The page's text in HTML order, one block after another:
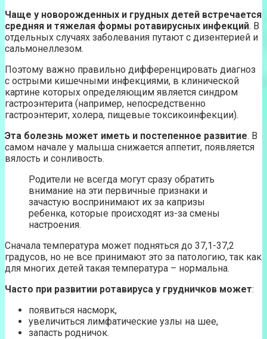
Чаще у новорожденных и грудных детей встречается
средняя и тяжелая формы ротавирусных инфекций. В
отдельных случаях заболевания путают с дизентерией и
сальмонеллезом.
Поэтому важно правильно дифференцировать диагноз
с острыми кишечными инфекциями, в клинической
картине которых определяющим является синдром
гастроэнтерита (например, непосредственно
гастроэнтерит, холера, пищевые токсикоинфекции).
Эта болезнь может иметь и постепенное развитие. В
самом начале у малыша снижается аппетит, появляется
вялость и сонливость.
Родители не всегда могут сразу обратить
внимание на эти первичные признаки и
зачастую воспринимают их за капризы
ребенка, которые происходят из-за смены
настроения.
Сначала температура может подняться до 37,1-37,2
градусов, но не все принимают это за патологию, так как
для многих детей такая температура – нормальна.
Часто при развитии ротавируса у грудничков может:
появиться насморк,
увеличиться лимфатические узлы на шее,
запасть родничок.